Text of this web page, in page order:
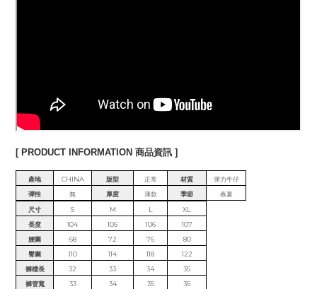
[ PRODUCT INFORMATION 商品資訊 ]
產地 CHINA 版型 正常 材質
彈力牛仔
彈性
無 厚度 薄款 季節
春夏
尺寸
S M L
XL
長度
104 105 106
107
腰圍
68 72 76
80
臀圍
110 114 118
122
褲檔長
32 33 34
35
褲管寬
33 34 35
36